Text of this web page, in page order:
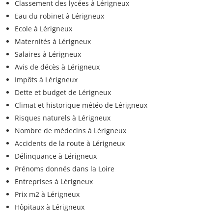
Classement des lycées à Lérigneux
Eau du robinet à Lérigneux
Ecole à Lérigneux
Maternités à Lérigneux
Salaires à Lérigneux
Avis de décès à Lérigneux
Impôts à Lérigneux
Dette et budget de Lérigneux
Climat et historique météo de Lérigneux
Risques naturels à Lérigneux
Nombre de médecins à Lérigneux
Accidents de la route à Lérigneux
Délinquance à Lérigneux
Prénoms donnés dans la Loire
Entreprises à Lérigneux
Prix m2 à Lérigneux
Hôpitaux à Lérigneux